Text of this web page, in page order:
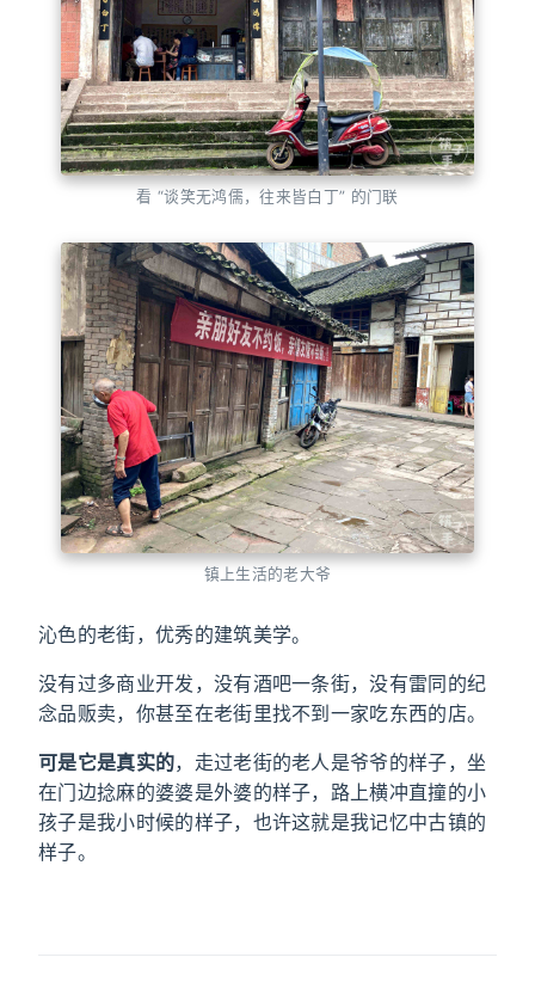
看 “谈笑无鸿儒，往来皆白丁” 的门联
镇上生活的老大爷
沁色的老街，优秀的建筑美学。
没有过多商业开发，没有酒吧一条街，没有雷同的纪
念品贩卖，你甚至在老街里找不到一家吃东西的店。
可是它是真实的，走过老街的老人是爷爷的样子，坐
在门边捻麻的婆婆是外婆的样子，路上横冲直撞的小
孩子是我小时候的样子，也许这就是我记忆中古镇的
样子。